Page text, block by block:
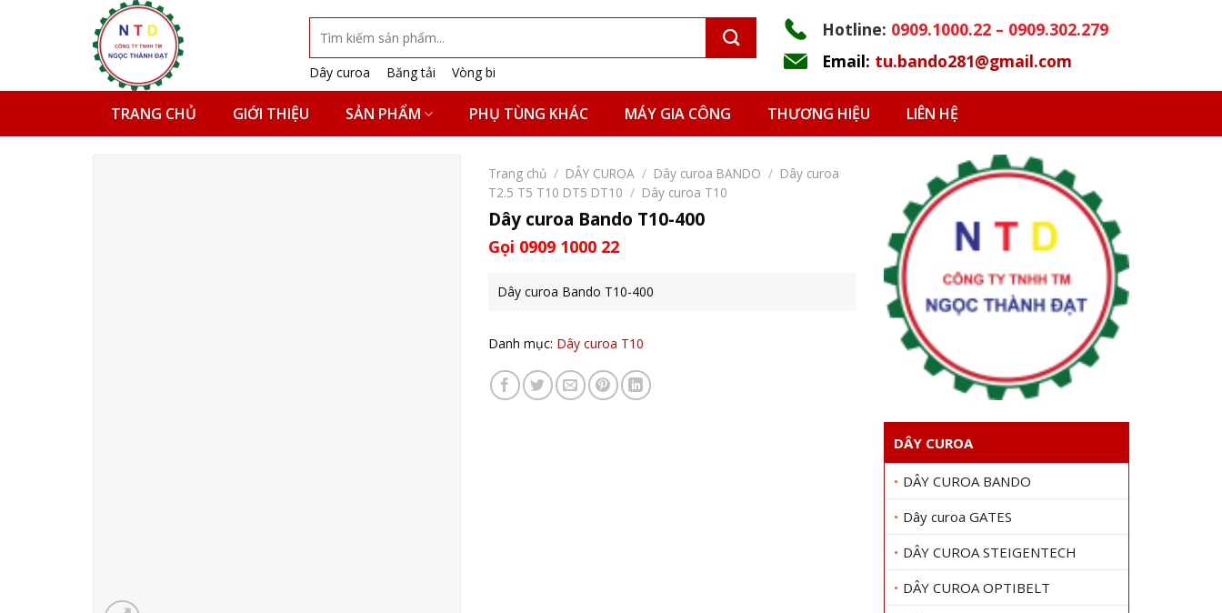
kiếm:
Dây curoa
Băng tải Vòng bi
Hotline: 0909.1000.22 – 0909.302.279
Email: tu.bando281@gmail.com
TRANG CHỦ GIỚI THIỆU SẢN PHẨM PHỤ TÙNG KHÁC MÁY GIA CÔNG THƯƠNG HIỆU LIÊN HỆ
DÂY CUROA
DÂY CUROA BANDO
Dây curoa GATES
DÂY CUROA STEIGENTECH
DÂY CUROA OPTIBELT
Trang chủ / DÂY CUROA / Dây curoa BANDO / Dây curoa
T2.5 T5 T10 DT5 DT10 / Dây curoa T10
Dây curoa Bando T10-400
Gọi 0909 1000 22
Dây curoa Bando T10-400
Danh mục: Dây curoa T10